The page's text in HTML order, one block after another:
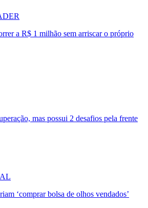
a R$ 1 milhão sem arriscar o próprio
mas possui 2 desafios pela frente
‘comprar bolsa de olhos vendados’